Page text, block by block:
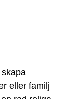
eller familj